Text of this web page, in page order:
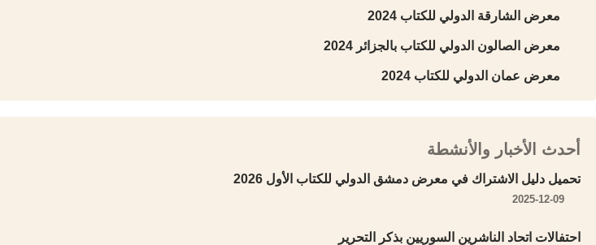
معرض الشارقة الدولي للكتاب 2024
معرض الصالون الدولي للكتاب بالجزائر 2024
معرض عمان الدولي للكتاب 2024
أحدث الأخبار والأنشطة
تحميل دليل الاشتراك في معرض دمشق الدولي للكتاب الأول 2026
2025-12-09
احتفالات اتحاد الناشرين السوريين بذكر التحرير